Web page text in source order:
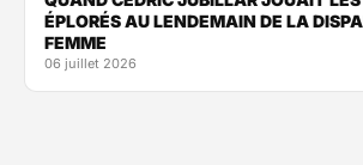
ÉPLORÉS AU LENDEMAIN DE LA
FEMME
06 juillet 2026